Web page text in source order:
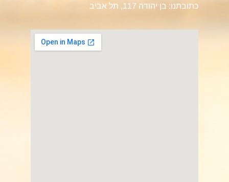
כתובתנו: בן יהודה 117, תל אביב